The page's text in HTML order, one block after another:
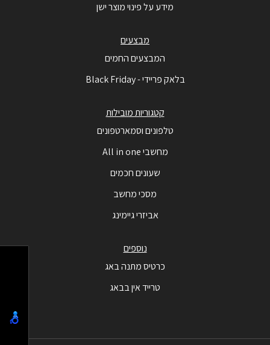
מידע על פינוי מוצר ישן
מבצעים
המבצעים החמים
בלאק פריידי - Black Friday
קטגוריות מובילות
טלפונים וסמארטפונים
מחשבי All in one
שעונים חכמים
מסכי מחשב
אביזרי גיימינג
נוספים
כרטיס מתנה באג
טרייד אין בבאג